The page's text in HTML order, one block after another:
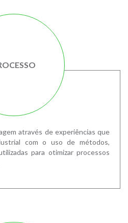
através de experiências que
com o uso de métodos,
para otimizar processos